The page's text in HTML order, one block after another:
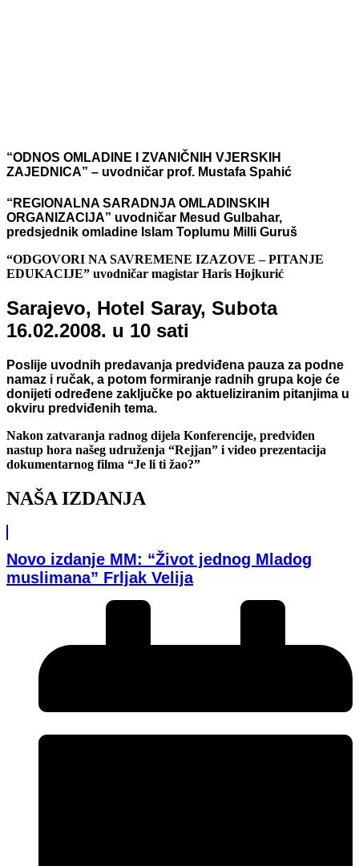
“ODNOS OMLADINE I ZVANIČNIH VJERSKIH
ZAJEDNICA” – uvodničar prof. Mustafa Spahić
“REGIONALNA SARADNJA OMLADINSKIH
ORGANIZACIJA” uvodničar Mesud Gulbahar,
predsjednik omladine Islam Toplumu Milli Guruš
“ODGOVORI NA SAVREMENE IZAZOVE – PITANJE
EDUKACIJE” uvodničar magistar Haris Hojkurić
Sarajevo, Hotel Saray, Subota
16.02.2008. u 10 sati
Poslije uvodnih predavanja predviđena pauza za podne
namaz i ručak, a potom formiranje radnih grupa koje će
donijeti određene zaključke po aktueliziranim pitanjima u
okviru predviđenih tema.
Nakon zatvaranja radnog dijela Konferencije, predviđen
nastup hora našeg udruženja “Rejjan” i video prezentacija
dokumentarnog filma “Je li ti žao?”
NAŠA IZDANJA
Novo izdanje MM: “Život jednog Mladog
muslimana” Frljak Velija